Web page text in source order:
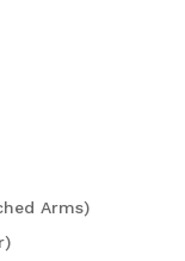
Arms)